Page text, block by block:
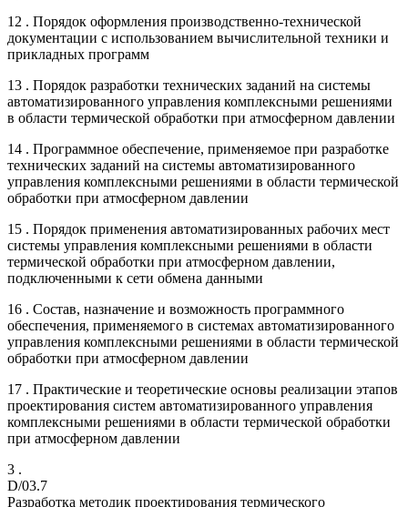
12 . Порядок оформления производственно-технической
документации с использованием вычислительной техники и
прикладных программ
13 . Порядок разработки технических заданий на системы
автоматизированного управления комплексными решениями
в области термической обработки при атмосферном давлении
14 . Программное обеспечение, применяемое при разработке
технических заданий на системы автоматизированного
управления комплексными решениями в области термической
обработки при атмосферном давлении
15 . Порядок применения автоматизированных рабочих мест
системы управления комплексными решениями в области
термической обработки при атмосферном давлении,
подключенными к сети обмена данными
16 . Состав, назначение и возможность программного
обеспечения, применяемого в системах автоматизированного
управления комплексными решениями в области термической
обработки при атмосферном давлении
17 . Практические и теоретические основы реализации этапов
проектирования систем автоматизированного управления
комплексными решениями в области термической обработки
при атмосферном давлении
3 .
D/03.7
Разработка методик проектирования термического